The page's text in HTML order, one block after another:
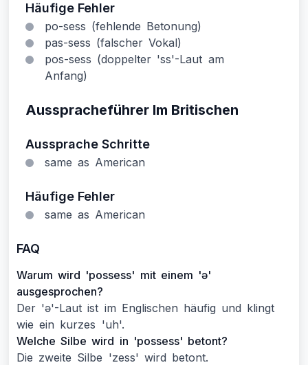
Häufige Fehler
po-sess (fehlende Betonung)
pas-sess (falscher Vokal)
pos-sess (doppelter 'ss'-Laut am
Anfang)
Ausspracheführer Im Britischen
Aussprache Schritte
same as American
Häufige Fehler
same as American
FAQ
Warum wird 'possess' mit einem 'ə'
ausgesprochen?
Der 'ə'-Laut ist im Englischen häufig und klingt
wie ein kurzes 'uh'.
Welche Silbe wird in 'possess' betont?
Die zweite Silbe 'zess' wird betont.